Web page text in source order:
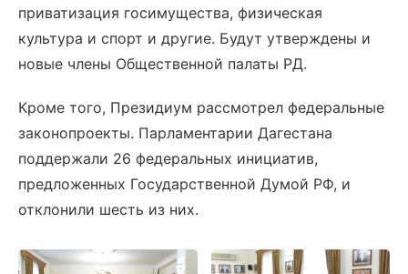
приватизация госимущества, физическая
культура и спорт и другие. Будут утверждены и
новые члены Общественной палаты РД.
Кроме того, Президиум рассмотрел федеральные
законопроекты. Парламентарии Дагестана
поддержали 26 федеральных инициатив,
предложенных Государственной Думой РФ, и
отклонили шесть из них.